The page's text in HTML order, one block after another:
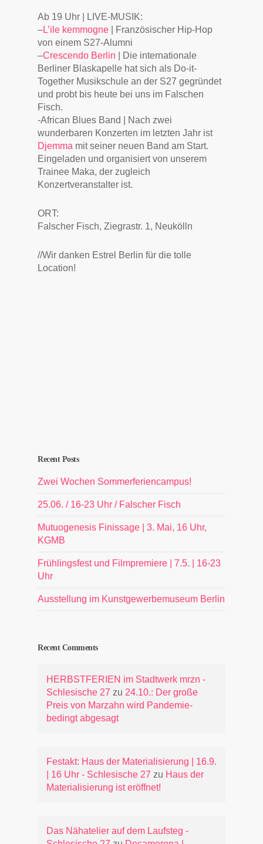
Ab 19 Uhr | LIVE-MUSIK:
–L’ile kemmogne | Französischer Hip-Hop
von einem S27-Alumni
–Crescendo Berlin | Die internationale
Berliner Blaskapelle hat sich als Do-it-
Together Musikschule an der S27 gegründet
und probt bis heute bei uns im Falschen
Fisch.
-African Blues Band | Nach zwei
wunderbaren Konzerten im letzten Jahr ist
Djemma mit seiner neuen Band am Start.
Eingeladen und organisiert von unserem
Trainee Maka, der zugleich
Konzertveranstalter ist.
ORT:
Falscher Fisch, Ziegrastr. 1, Neukölln
//Wir danken Estrel Berlin für die tolle
Location!
Recent Posts
Zwei Wochen Sommerferiencampus!
25.06. / 16-23 Uhr / Falscher Fisch
Mutuogenesis Finissage | 3. Mai, 16 Uhr,
KGMB
Frühlingsfest und Filmpremiere | 7.5. | 16-23
Uhr
Ausstellung im Kunstgewerbemuseum Berlin
Recent Comments
HERBSTFERIEN im Stadtwerk mrzn -
Schlesische 27 zu 24.10.: Der große
Preis von Marzahn wird Pandemie-
bedingt abgesagt
Festakt: Haus der Materialisierung | 16.9.
| 16 Uhr - Schlesische 27 zu Haus der
Materialisierung ist eröffnet!
Das Nähatelier auf dem Laufsteg -